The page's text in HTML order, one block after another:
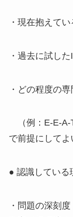
・現在抱えて
・過去に試し
・どの程度の
（例：E-E-A-
で前提にしてよ
● 認識している
・問題の深刻